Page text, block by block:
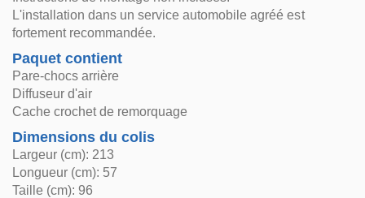
L'installation dans un service automobile agréé est
fortement recommandée.
Paquet contient
Pare-chocs arrière
Diffuseur d'air
Cache crochet de remorquage
Dimensions du colis
Largeur (cm): 213
Longueur (cm): 57
Taille (cm): 96